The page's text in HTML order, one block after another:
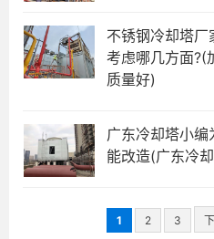
不锈钢冷却塔
考虑哪几方面?(
质量好)
广东冷却塔小
能改造(广东冷
1 2 3